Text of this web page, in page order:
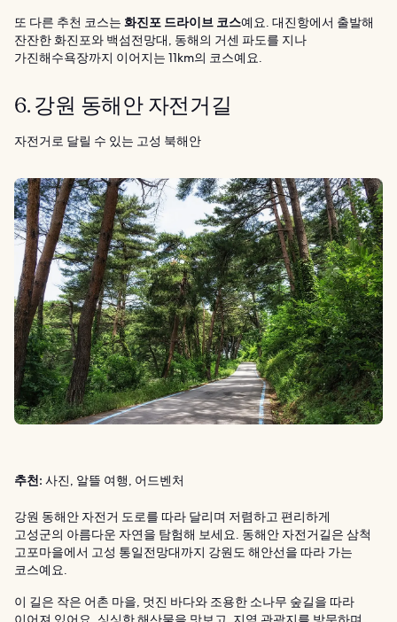
또 다른 추천 코스는 화진포 드라이브 코스예요. 대진항에서 출발해
잔잔한 화진포와 백섬전망대, 동해의 거센 파도를 지나
가진해수욕장까지 이어지는 11km의 코스예요.
6. 강원 동해안 자전거길
자전거로 달릴 수 있는 고성 북해안
추천: 사진, 알뜰 여행, 어드벤처
강원 동해안 자전거 도로를 따라 달리며 저렴하고 편리하게
고성군의 아름다운 자연을 탐험해 보세요. 동해안 자전거길은 삼척
고포마을에서 고성 통일전망대까지 강원도 해안선을 따라 가는
코스예요.
이 길은 작은 어촌 마을, 멋진 바다와 조용한 소나무 숲길을 따라